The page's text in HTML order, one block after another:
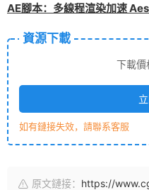
AE腳本：多線程渲染加速
資源下載
下載價
如有鏈接失效，請聯系客服
原文鏈接： https://